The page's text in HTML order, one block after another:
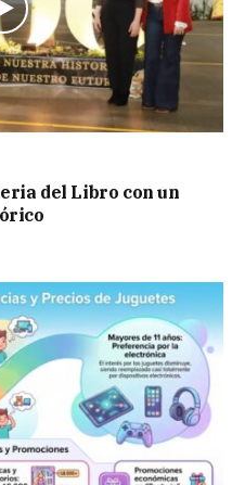
del Libro con un